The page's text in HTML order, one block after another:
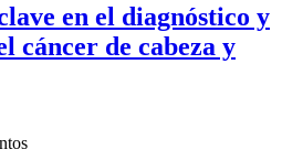
en el diagnóstico y
cáncer de cabeza y